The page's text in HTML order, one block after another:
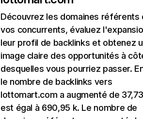
Découvrez les domaines référents
vos concurrents, évaluez
leur profil de backlinks et obtenez
image claire des opportunités à
desquelles vous pourriez passer.
le nombre de backlinks vers
lottomart.com a augmenté de
est égal à 690,95 k. Le nombre de